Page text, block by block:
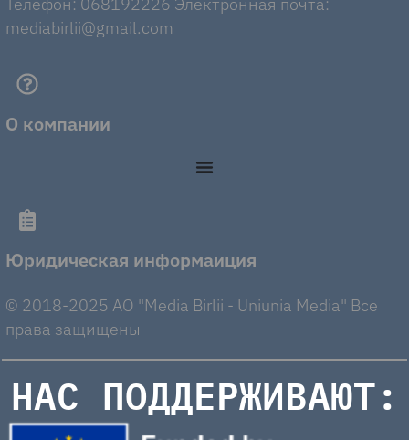
mediabirlii@gmail.com
О компании
Юридическая информаиция
© 2018-2025 AO "Media Birlii - Uniunia Media" Все
права защищены
НАС ПОДДЕРЖИВАЮТ: